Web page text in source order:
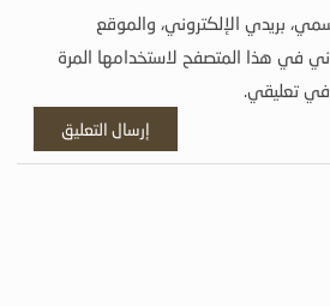
بريدي الإلكتروني، والموقع
في هذا المتصفح لاستخدامها المرة
في تعليقي.